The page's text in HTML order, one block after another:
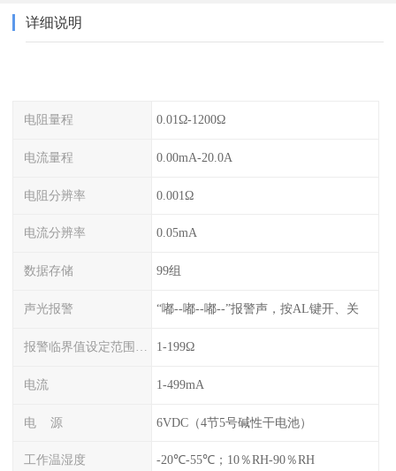
详细说明
电阻量程 0.01Ω-1200Ω
电流量程 0.00mA-20.0A
电阻分辨率 0.001Ω
电流分辨率 0.05mA
数据存储 99组
声光报警 “嘟--嘟--嘟--”报警声，按AL键开、关
1-199Ω
电流 1-499mA
电 源 6VDC（4节5号碱性干电池）
工作温湿度 -20℃-55℃；10％RH-90％RH